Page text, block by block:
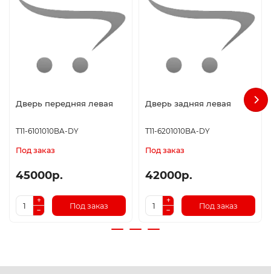
Дверь передняя левая
T11-6101010BA-DY
Под заказ
45000р.
Под заказ
Дверь задняя левая
T11-6201010BA-DY
Под заказ
42000р.
Под заказ